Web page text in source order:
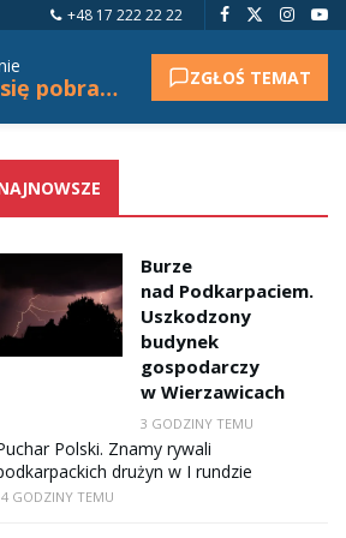
+48 17 222 22 22
Nie udało się pobrać tytułu. ZGŁOŚ TEMAT
Burze
nad Podkarpaciem.
Uszkodzony
budynek
gospodarczy
w Wierzawicach
3 GODZINY TEMU
Polski. Znamy rywali
drużyn w I rundzie
4 GODZINY TEMU